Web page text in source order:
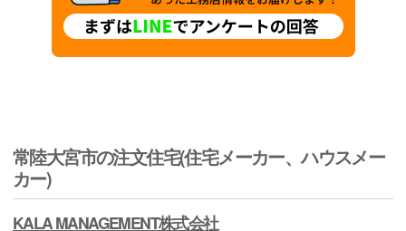
常陸大宮市の注文住宅(住宅メーカー、ハウスメー
カー)
KALA MANAGEMENT株式会社